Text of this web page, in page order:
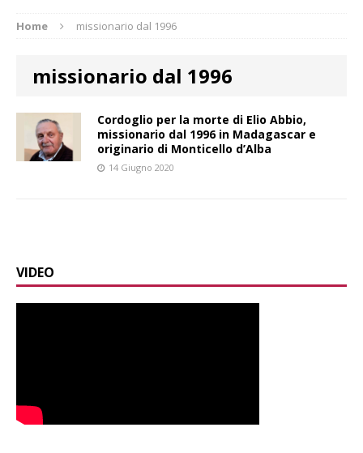
Home missionario dal 1996
missionario dal 1996
Cordoglio per la morte di Elio Abbio,
missionario dal 1996 in Madagascar e
originario di Monticello d’Alba
14 Giugno 2020
VIDEO